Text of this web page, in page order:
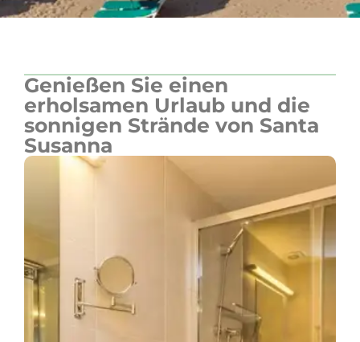
Genießen Sie einen
erholsamen Urlaub und die
sonnigen Strände von Santa
Susanna